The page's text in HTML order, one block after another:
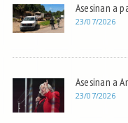
Asesinan a
23/07/2026
Asesinan a
23/07/2026